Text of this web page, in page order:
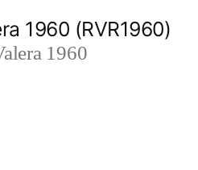
1960 (RVR1960)
1960